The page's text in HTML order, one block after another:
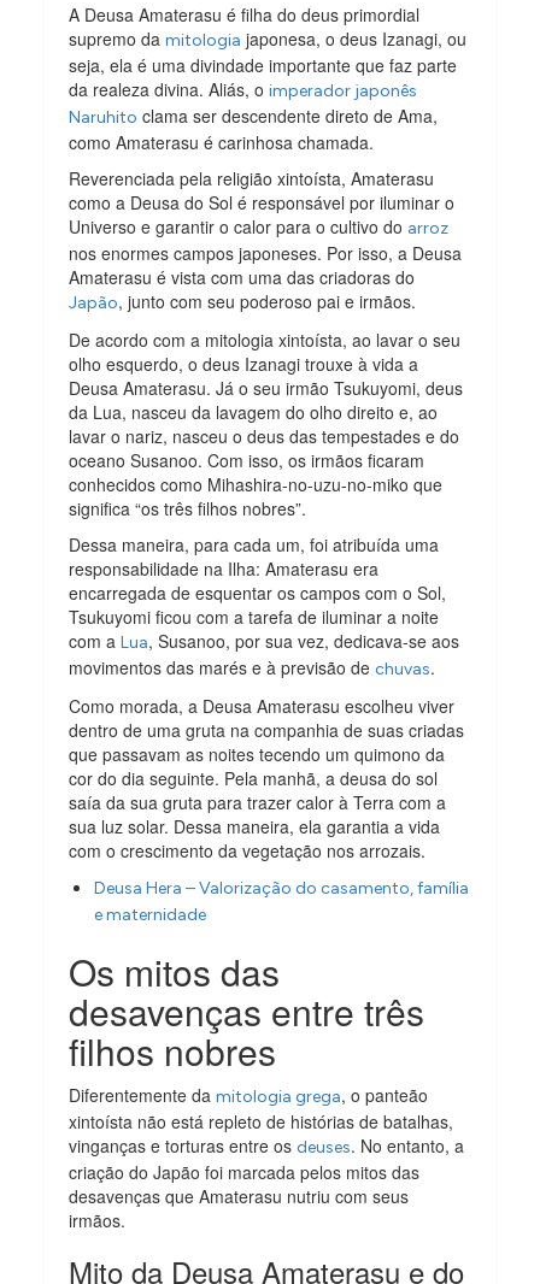
A Deusa Amaterasu é filha do deus primordial
supremo damitologia japonesa, o deus Izanagi, ou
seja, ela é uma divindade importante que faz parte
da realeza divina. Aliás, oimperador japonês
Naruhito clama ser descendente direto de Ama,
como Amaterasu é carinhosa chamada.
Reverenciada pela religião xintoísta, Amaterasu
como a Deusa do Sol é responsável por iluminar o
Universo e garantir o calor para o cultivo do arroz
nos enormes campos japoneses. Por isso, a Deusa
Amaterasu é vista com uma das criadoras do
Japão, junto com seu poderoso pai e irmãos.
De acordo com a mitologia xintoísta, ao lavar o seu
olho esquerdo, o deus Izanagi trouxe à vida a
Deusa Amaterasu. Já o seu irmão Tsukuyomi, deus
da Lua, nasceu da lavagem do olho direito e, ao
lavar o nariz, nasceu o deus das tempestades e do
oceano Susanoo. Com isso, os irmãos ficaram
conhecidos como Mihashira-no-uzu-no-miko que
significa “os três filhos nobres”.
Dessa maneira, para cada um, foi atribuída uma
responsabilidade na Ilha: Amaterasu era
encarregada de esquentar os campos com o Sol,
Tsukuyomi ficou com a tarefa de iluminar a noite
com aLua, Susanoo, por sua vez, dedicava-se aos
movimentos das marés e à previsão dechuvas.
Como morada, a Deusa Amaterasu escolheu viver
dentro de uma gruta na companhia de suas criadas
que passavam as noites tecendo um quimono da
cor do dia seguinte. Pela manhã, a deusa do sol
saía da sua gruta para trazer calor à Terra com a
sua luz solar. Dessa maneira, ela garantia a vida
com o crescimento da vegetação nos arrozais.
Deusa Hera – Valorização do casamento, família
e maternidade
Os mitos das
desavenças entre três
filhos nobres
Diferentemente damitologia grega, o panteão
xintoísta não está repleto de histórias de batalhas,
vinganças e torturas entre osdeuses. No entanto, a
criação do Japão foi marcada pelos mitos das
desavenças que Amaterasu nutriu com seus
irmãos.
Mito da Deusa Amaterasu e do